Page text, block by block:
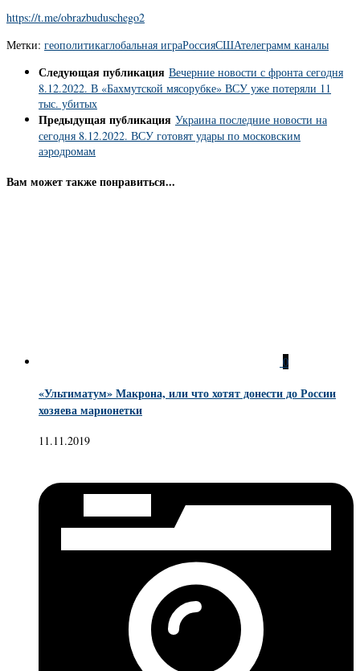
https://t.me/obrazbuduschego2
Метки: геополитикаглобальная играРоссияСШАтелеграмм каналы
Следующая публикация Вечерние новости с фронта сегодня
8.12.2022. В «Бахмутской мясорубке» ВСУ уже потеряли 11
тыс. убитых
Предыдущая публикация Украина последние новости на
сегодня 8.12.2022. ВСУ готовят удары по московским
аэродромам
Вам может также понравиться...
0
«Ультиматум» Макрона, или что хотят донести до России
хозяева марионетки
11.11.2019